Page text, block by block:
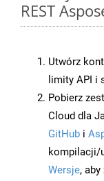
REST
Utwórz
limity API i
Pobierz
Cloud dla
GitHub i
kompilacji/
Wersje,